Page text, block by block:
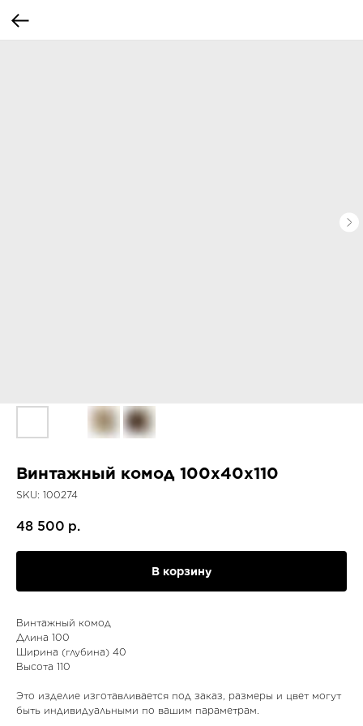
Винтажный комод 100x40x110
SKU: 100274
48 500 р.
В корзину
Винтажный комод
Длина 100
Ширина (глубина) 40
Высота 110
Это изделие изготавливается под заказ, размеры и цвет могут
быть индивидуальными по вашим параметрам.